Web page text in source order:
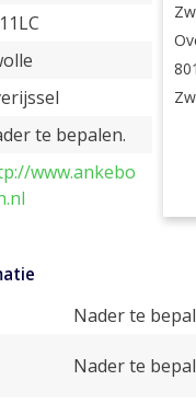
te bepalen.
www.ankebo
Nader te
Nader te